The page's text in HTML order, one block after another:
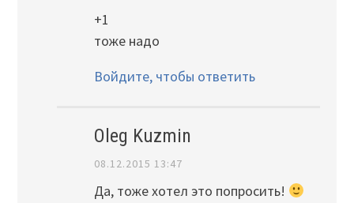
+1
тоже надо
Войдите, чтобы ответить
Oleg Kuzmin
08.12.2015 13:47
Да, тоже хотел это попросить!